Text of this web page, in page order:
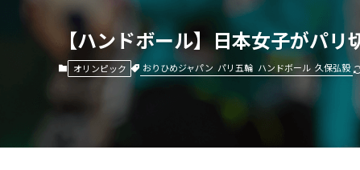
【ハンドボール】日本女子がパ
オリンピック おりひめジャパン パリ五輪 ハンドボール 久保弘毅